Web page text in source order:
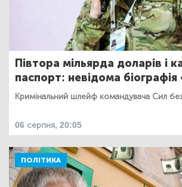
Півтора мільярда доларів і
паспорт: невідома
Кримінальний шлейф командувача Сил
06 серпня, 20:05
ПОЛІТИКА